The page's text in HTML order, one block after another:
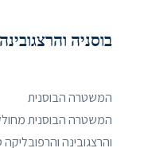
בוסניה והרצגובינה
המשטרה הבוסנית
המשטרה הבוסנית
והרצגובינה